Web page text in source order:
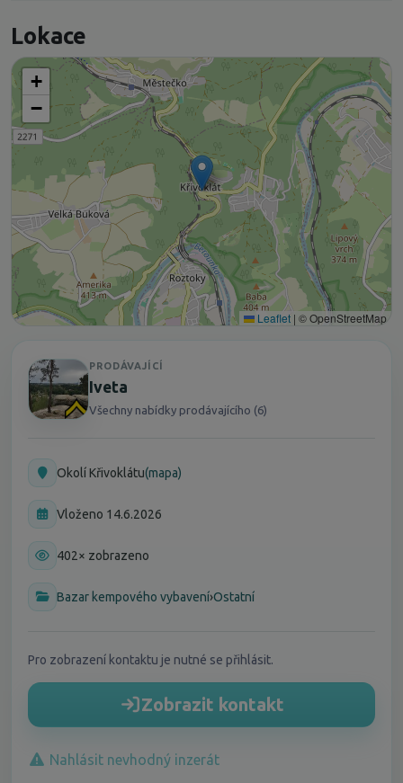
Lokace
+
−
Leaflet | © OpenStreetMap
PRODÁVAJÍCÍ
Iveta
Všechny nabídky prodávajícího (6)
Okolí Křivoklátu(mapa)
Vloženo 14.6.2026
402× zobrazeno
Bazar kempového vybavení›Ostatní
Pro zobrazení kontaktu je nutné se přihlásit.
Zobrazit kontakt
Nahlásit nevhodný inzerát